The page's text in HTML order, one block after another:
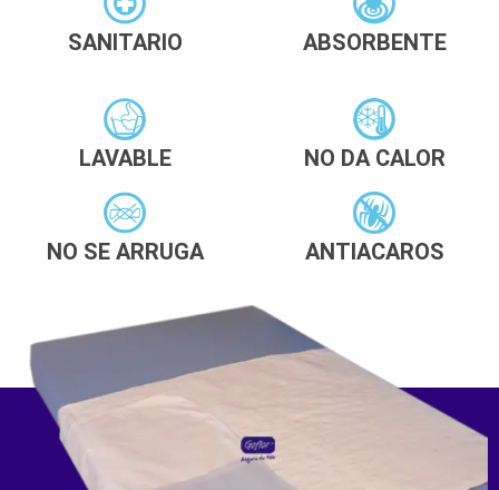
SANITARIO ABSORBENTE
LAVABLE NO DA CALOR
NO SE ARRUGA ANTIACAROS